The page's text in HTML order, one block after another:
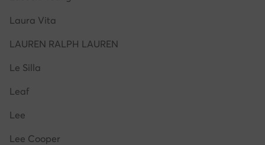
Laura Vita
LAUREN RALPH LAUREN
Le Silla
Leaf
Lee
Lee Cooper